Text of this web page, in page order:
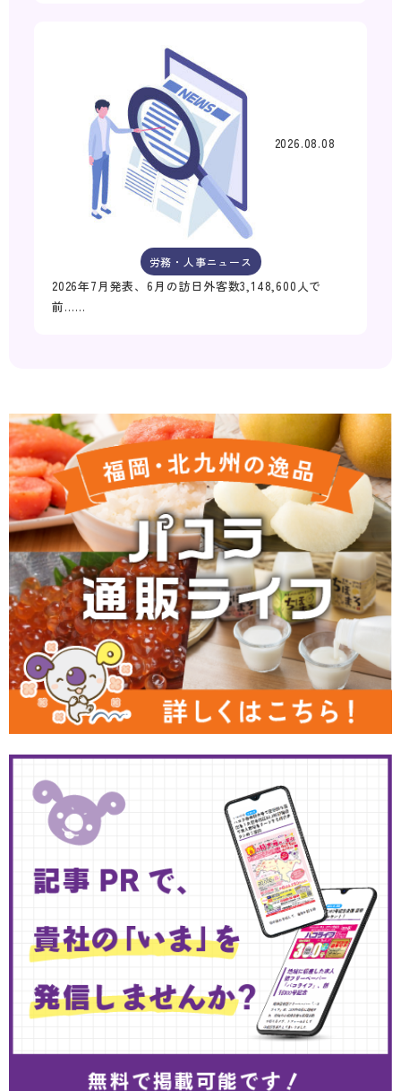
2026.08.08
労務・人事ニュース
2026年7月発表、6月の訪日外客数3,148,600人で
前……